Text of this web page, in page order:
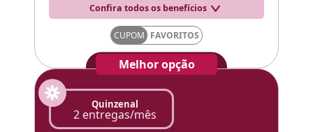
Confira todos os benefícios
CUPOM FAVORITOS
Assinar!
Melhor opção
Quinzenal
2 entregas/mês